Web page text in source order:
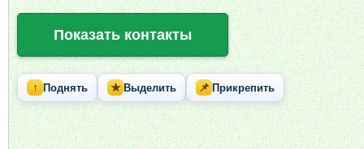
Показать контакты
↑ Поднять ★ Выделить 📌 Прикрепить